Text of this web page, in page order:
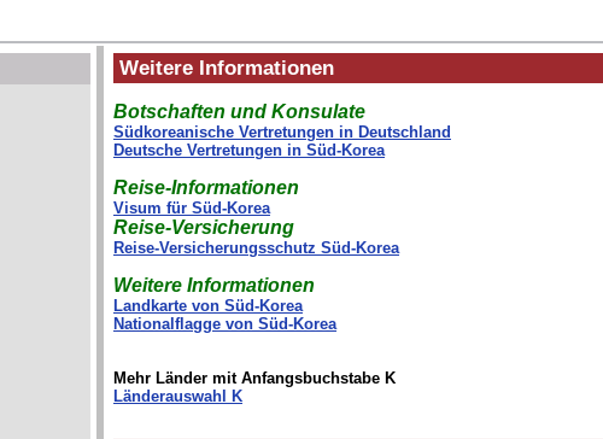
Weitere Informationen
Botschaften und Konsulate
Südkoreanische Vertretungen in Deutschland
Deutsche Vertretungen in Süd-Korea
Reise-Informationen
Visum für Süd-Korea
Reise-Versicherung
Reise-Versicherungsschutz Süd-Korea
Weitere Informationen
Landkarte von Süd-Korea
Nationalflagge von Süd-Korea
Mehr Länder mit Anfangsbuchstabe K
Länderauswahl K